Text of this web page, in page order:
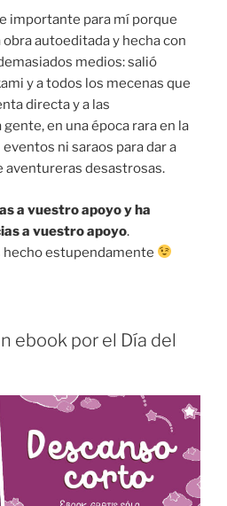
importante para mí porque
autoeditada y hecha con
medios: salió
y a todos los mecenas que
directa y a las
en una época rara en la
ni saraos para dar a
aventureras desastrosas.
a vuestro apoyo y ha
a vuestro apoyo.
hecho estupendamente
ebook por el Día del